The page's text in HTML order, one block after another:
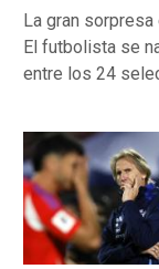
La gran
El futbolista se
entre los 24